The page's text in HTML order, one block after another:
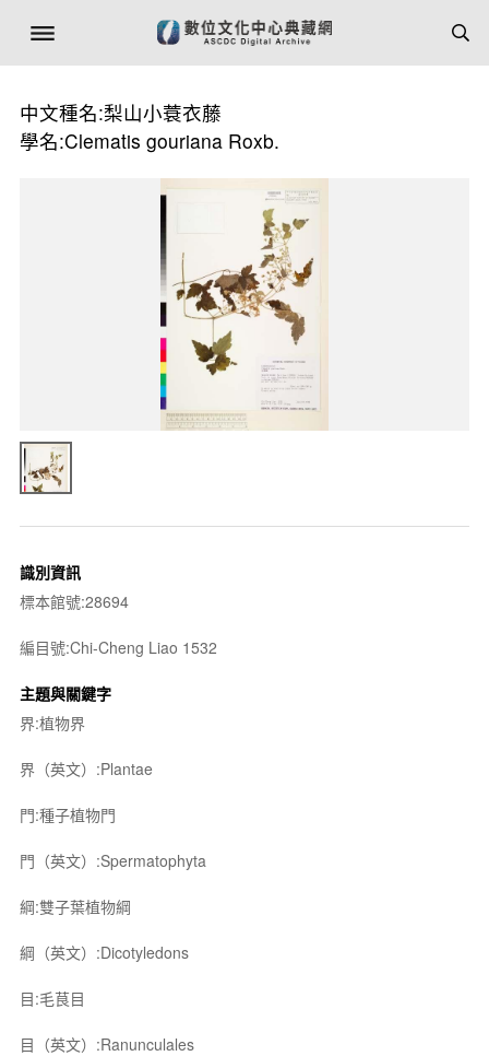
中文種名:梨山小蓑衣藤
學名:Clematis gouriana Roxb.
識別資訊
標本館號:28694
編目號:Chi-Cheng Liao 1532
主題與關鍵字
界:植物界
界（英文）:Plantae
門:種子植物門
門（英文）:Spermatophyta
綱:雙子葉植物綱
綱（英文）:Dicotyledons
目:毛茛目
目（英文）:Ranunculales